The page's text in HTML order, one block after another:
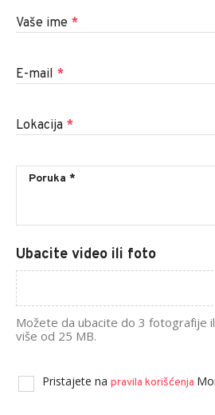
Vaše ime *
E-mail *
Lokacija *
Ubacite video ili foto
Možete da ubacite do 3 fotografije
više od 25 MB.
Pristajete na pravila korišćenja